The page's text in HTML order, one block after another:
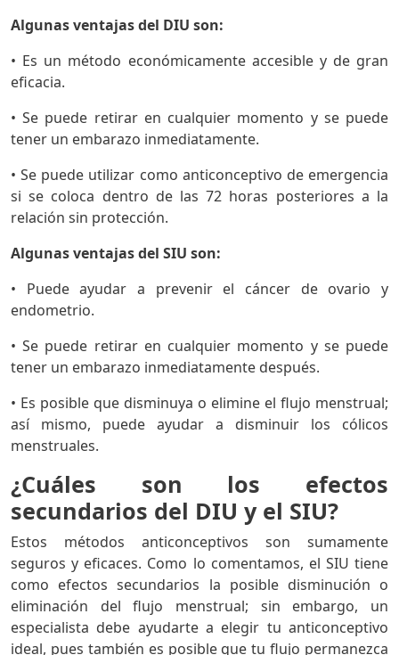
Algunas ventajas del DIU son:
• Es un método económicamente accesible y de gran
eficacia.
• Se puede retirar en cualquier momento y se puede
tener un embarazo inmediatamente.
• Se puede utilizar como anticonceptivo de emergencia
si se coloca dentro de las 72 horas posteriores a la
relación sin protección.
Algunas ventajas del SIU son:
• Puede ayudar a prevenir el cáncer de ovario y
endometrio.
• Se puede retirar en cualquier momento y se puede
tener un embarazo inmediatamente después.
• Es posible que disminuya o elimine el flujo menstrual;
así mismo, puede ayudar a disminuir los cólicos
menstruales.
¿Cuáles son los efectos
secundarios del DIU y el SIU?
Estos métodos anticonceptivos son sumamente
seguros y eficaces. Como lo comentamos, el SIU tiene
como efectos secundarios la posible disminución o
eliminación del flujo menstrual; sin embargo, un
especialista debe ayudarte a elegir tu anticonceptivo
ideal, pues también es posible que tu flujo permanezca